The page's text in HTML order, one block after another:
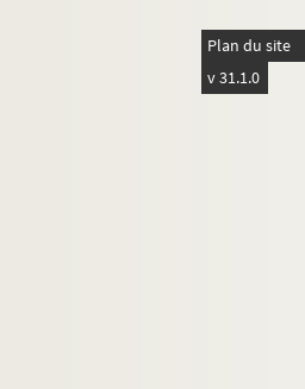
Plan du site
v 31.1.0